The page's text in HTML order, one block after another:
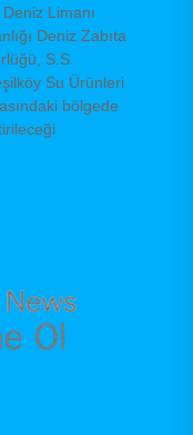
Limanı
Deniz Zabıta
S.S.
Su Ürünleri
bölgede